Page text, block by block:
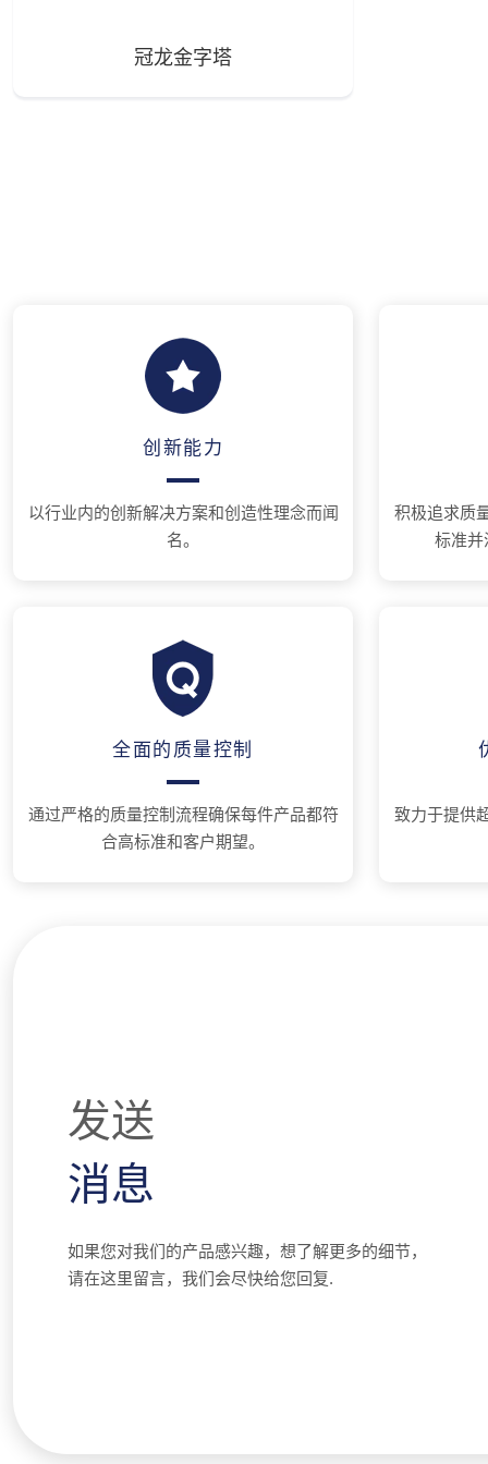
冠龙金字塔
创新能力
以行业内的创新解决方案和创造性理念而闻
名。
积极追求质
标准并
全面的质量控制
通过严格的质量控制流程确保每件产品都符
合高标准和客户期望。
致力于提供
发送
消息
如果您对我们的产品感兴趣，想了解更多的细节，
请在这里留言，我们会尽快给您回复.